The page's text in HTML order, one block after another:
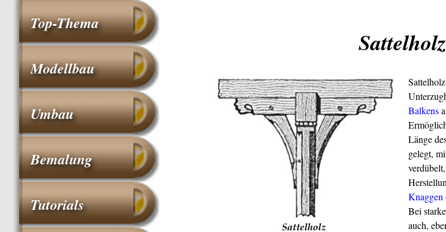
Sattelholz
Balkens
Länge
gelegt,
Knaggen
Bei
auch,
Top-Thema
Modellbau
Umbau
Bemalung
Tutorials